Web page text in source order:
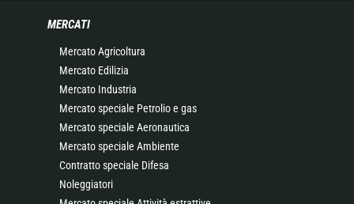
MERCATI
Mercato Agricoltura
Mercato Edilizia
Mercato Industria
Mercato speciale Petrolio e gas
Mercato speciale Aeronautica
Mercato speciale Ambiente
Contratto speciale Difesa
Noleggiatori